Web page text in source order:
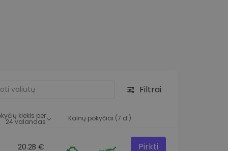
Filtrai
kiekis per
24 valandas Kainų pokyčiai (7 d.)
20.2B € Pirkti